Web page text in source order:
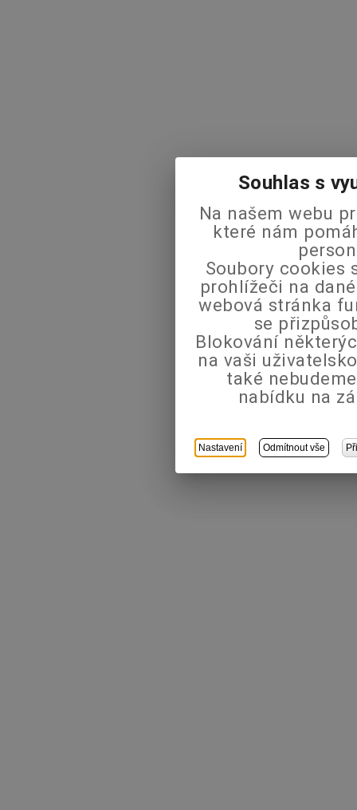
Souhlas s
Na našem webu
které nám
Soubory cookies
prohlížeči na
webová stránka
se
Blokování
na vaši
také
nabídku na
Nastavení Odmítnout vše